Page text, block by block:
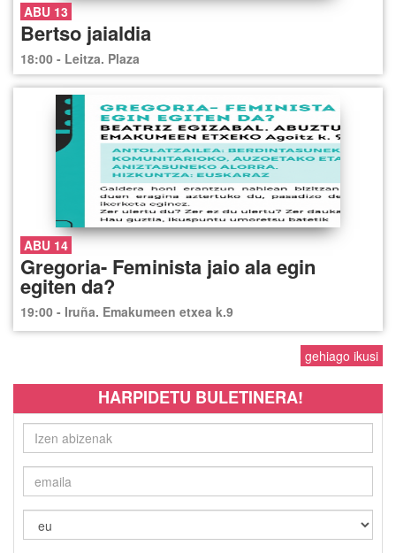
ABU 13
Bertso jaialdia
18:00 - Leitza. Plaza
ABU 14
Gregoria- Feminista jaio ala egin
egiten da?
19:00 - Iruña. Emakumeen etxea k.9
gehiago ikusi
HARPIDETU BULETINERA!